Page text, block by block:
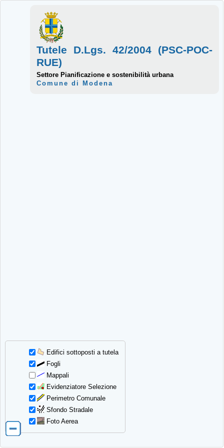
Edifici sottoposti a tutela
Fogli
Mappali
Evidenziatore Selezione
Perimetro Comunale
Sfondo Stradale
Foto Aerea
Tutele D.Lgs. 42/2004 (PSC-POC-
RUE)
Settore Pianificazione e sostenibilità urbana
Comune di Modena